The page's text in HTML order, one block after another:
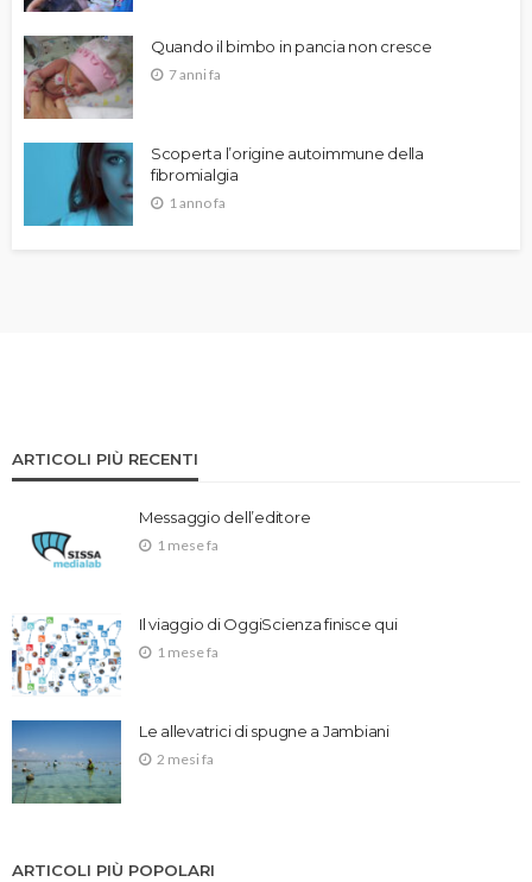
Quando il bimbo in pancia non cresce
7 anni fa
Scoperta l’origine autoimmune della
fibromialgia
1 anno fa
ARTICOLI PIÙ RECENTI
Messaggio dell’editore
1 mese fa
Il viaggio di OggiScienza finisce qui
1 mese fa
Le allevatrici di spugne a Jambiani
2 mesi fa
ARTICOLI PIÙ POPOLARI